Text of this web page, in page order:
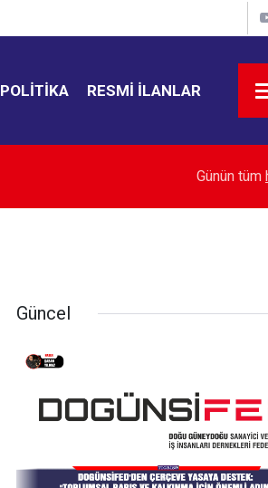
POLITIKA RESMI İLANLAR
Ayşegül Doğan:
Günün tüm
Güncel